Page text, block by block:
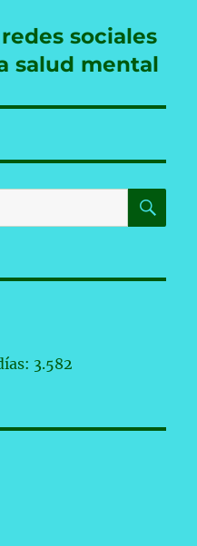
sociales
salud mental
3.582